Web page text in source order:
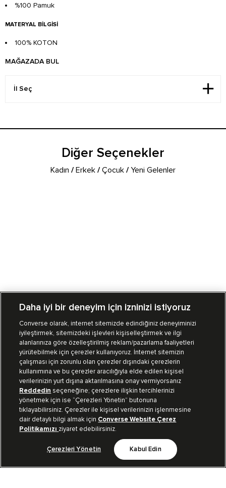
%100 Pamuk
MATERYAL BILGISI
100% KOTON
MAĞAZADA BUL
Diğer Seçenekler
Kadın /Erkek /Çocuk /Yeni Gelenler
Mağazalarımız Sipariş Takibi
Müşteri İlişkileri
Koleksiyon
Kurumsal
Bizi Takip Et
Daha iyi bir deneyim için izninizi istiyoruz
Converse olarak, internet sitemizde edindiğiniz deneyiminizi
iyileştirmek, sitemizdeki işlevleri kişiselleştirmek ve ilgi
alanlarınıza göre özelleştirilmiş reklam/pazarlama faaliyetleri
yürütebilmek için çerezler kullanıyoruz. İnternet sitemizin
çalışması için zorunlu olan çerezler dışındaki çerezlerin
kullanımına ve bu çerezler aracılığıyla elde edilen kişisel
verilerinizin yurt dışına aktarılmasına onay vermiyorsanız
Reddedin seçeneğine; çerezlere ilişkin tercihlerinizi
yönetmek için ise “Çerezleri Yönetin” butonuna
tıklayabilirsiniz. Çerezler ile kişisel verilerinizin işlenmesine
dair detaylı bilgi almak için Converse Website Çerez
Politikamızı ziyaret edebilirsiniz.
Çerezleri Yönetin Kabul Edin